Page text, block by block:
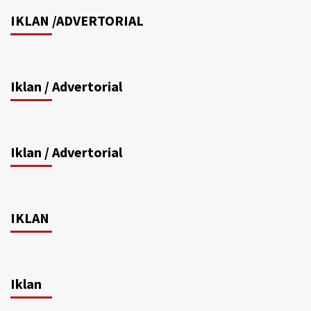
IKLAN /ADVERTORIAL
Iklan / Advertorial
Iklan / Advertorial
IKLAN
Iklan